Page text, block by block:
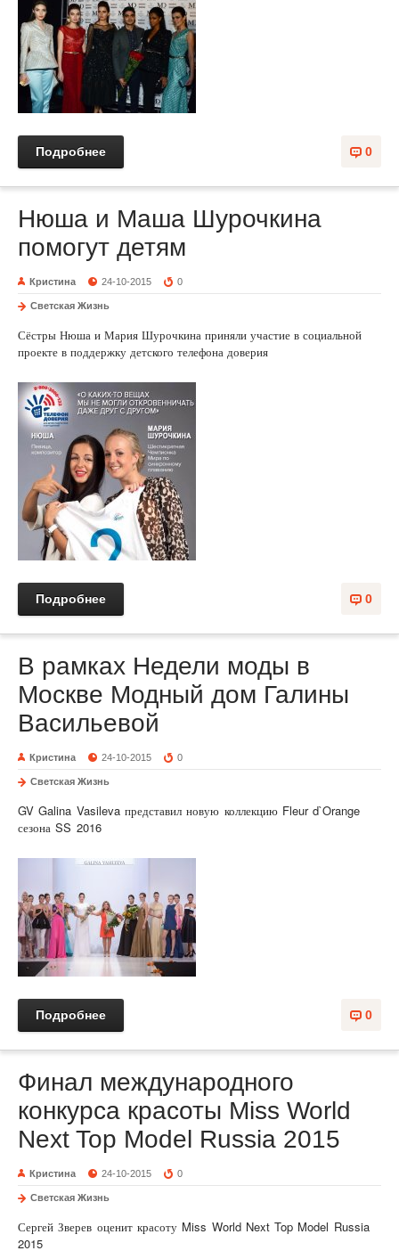
0
Подробнее
Нюша и Маша Шурочкина
помогут детям
Кристина 24-10-2015 0
Светская Жизнь
Сёстры Нюша и Мария Шурочкина приняли участие в социальной
проекте в поддержку детского телефона доверия
0
Подробнее
В рамках Недели моды в
Москве Модный дом Галины
Васильевой
Кристина 24-10-2015 0
Светская Жизнь
GV Galina Vasileva представил новую коллекцию Fleur d`Orange
сезона SS 2016
0
Подробнее
Финал международного
конкурса красоты Miss World
Next Top Model Russia 2015
Кристина 24-10-2015 0
Светская Жизнь
Сергей Зверев оценит красоту Miss World Next Top Model Russia
2015